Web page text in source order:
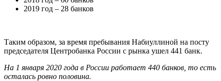
2019 год – 28 банков
Таким образом, за время пребывания Набиуллиной на посту
председателя Центробанка России с рынка ушел 441 банк.
На 1 января 2020 года в России работает 440 банков, то есть
осталась ровно половина.